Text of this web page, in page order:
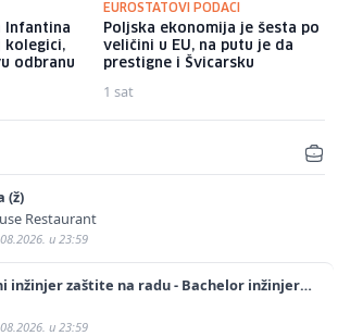
Infantina
kolegici,
odbranu
EUROSTATOVI PODACI
Poljska ekonomija je šesta po
veličini u EU, na putu je da
prestigne i Švicarsku
1 sat
(ž)
Restaurant
u 23:59
inžinjer zaštite na radu - Bachelor inžinjer
(m/ž)
u 23:59